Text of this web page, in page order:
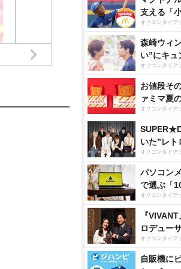
支える「
オリコンタイア
森崎ウィ
い”にキュ
オリコンタイア
お値段そ
ァミマ夏
オリコンタイア
いた”レト
オリコンタイア
パソコン
で選ぶ「
オリコンタイア
『
ロデュー
オリコンタイア
自販機に